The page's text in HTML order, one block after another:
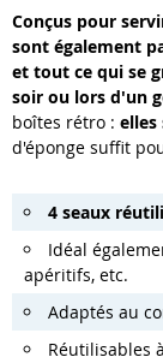
Conçus pour
sont également
et tout ce qui se
soir ou lors d'un
boîtes rétro :
d'éponge suffit
4 seaux
Idéal
apéritifs, etc.
Adaptés au
Réutilisables